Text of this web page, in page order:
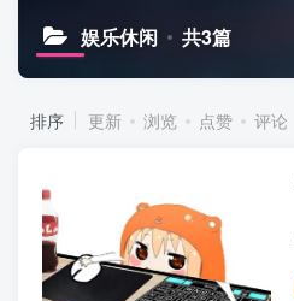
娱乐休闲 共3篇
排序 更新 浏览 点赞 评论